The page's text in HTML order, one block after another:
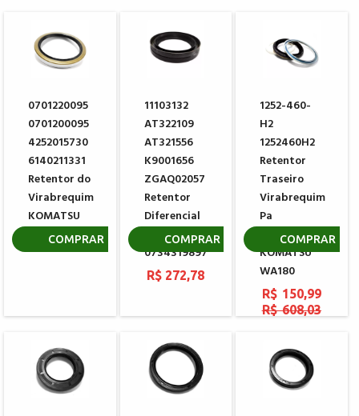
0701220095
0701200095
4252015730
6140211331
Retentor do
Virabrequim
KOMATSU
R$ 81,10
COMPRAR
11103132
AT322109
AT321556
K9001656
ZGAQ02057
Retentor
Diferencial
0734319897
R$ 272,78
COMPRAR
1252-460-
H2
1252460H2
Retentor
Traseiro
Virabrequim
Pa
Carregadeira
KOMATSU
WA180
R$ 150,99
R$ 608,03
COMPRAR